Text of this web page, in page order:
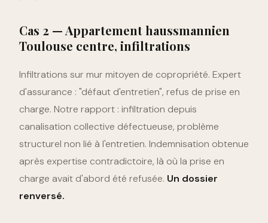
Cas 2 — Appartement haussmannien
Toulouse centre, infiltrations
Infiltrations sur mur mitoyen de copropriété. Expert
d'assurance : "défaut d'entretien", refus de prise en
charge. Notre rapport : infiltration depuis
canalisation collective défectueuse, problème
structurel non lié à l'entretien. Indemnisation obtenue
après expertise contradictoire, là où la prise en
charge avait d'abord été refusée. Un dossier
renversé.